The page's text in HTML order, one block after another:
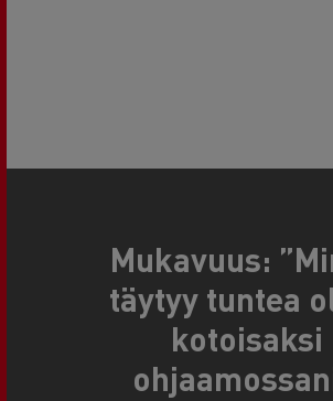
Mukavuus:
täytyy tuntea
kotoisaksi